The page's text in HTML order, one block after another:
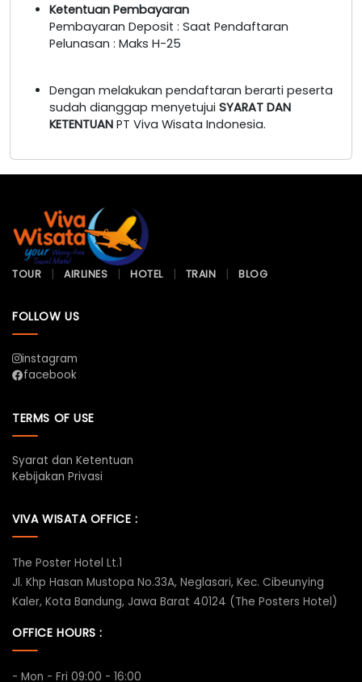
Ketentuan Pembayaran
Pembayaran Deposit : Saat Pendaftaran
Pelunasan : Maks H-25
Dengan melakukan pendaftaran berarti peserta
sudah dianggap menyetujui SYARAT DAN
KETENTUAN PT Viva Wisata Indonesia.
TOUR AIRLINES HOTEL TRAIN BLOG
FOLLOW US
instagram
facebook
TERMS OF USE
Syarat dan Ketentuan
Kebijakan Privasi
VIVA WISATA OFFICE :
The Poster Hotel Lt.1
Jl. Khp Hasan Mustopa No.33A, Neglasari, Kec. Cibeunying
Kaler, Kota Bandung, Jawa Barat 40124 (The Posters Hotel)
OFFICE HOURS :
- Mon - Fri 09:00 - 16:00